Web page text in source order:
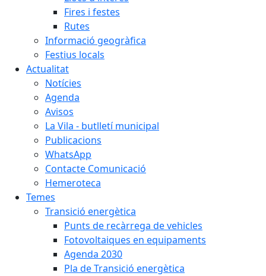
Fires i festes
Rutes
Informació geogràfica
Festius locals
Actualitat
Notícies
Agenda
Avisos
La Vila - butlletí municipal
Publicacions
WhatsApp
Contacte Comunicació
Hemeroteca
Temes
Transició energètica
Punts de recàrrega de vehicles
Fotovoltaiques en equipaments
Agenda 2030
Pla de Transició energètica